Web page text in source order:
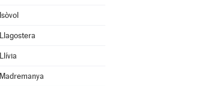
Isòvol
Llagostera
Llívia
Madremanya